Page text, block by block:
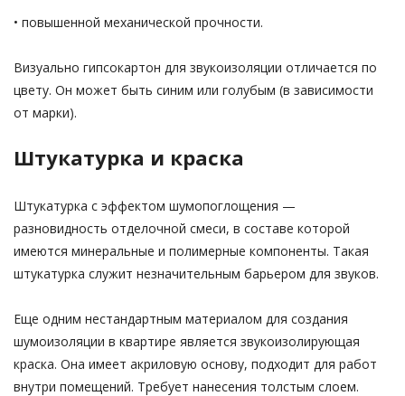
• повышенной механической прочности.
Визуально гипсокартон для звукоизоляции отличается по
цвету. Он может быть синим или голубым (в зависимости
от марки).
Штукатурка и краска
Штукатурка с эффектом шумопоглощения —
разновидность отделочной смеси, в составе которой
имеются минеральные и полимерные компоненты. Такая
штукатурка служит незначительным барьером для звуков.
Еще одним нестандартным материалом для создания
шумоизоляции в квартире является звукоизолирующая
краска. Она имеет акриловую основу, подходит для работ
внутри помещений. Требует нанесения толстым слоем.